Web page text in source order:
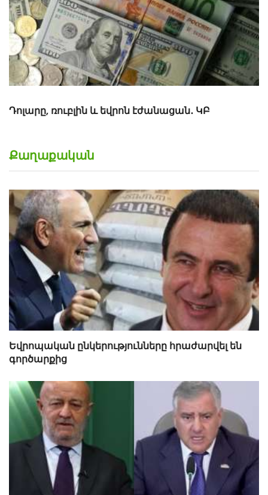
Քաղաքական
Եվրոպական ընկերությունները հրաժարվել են
գործարքից